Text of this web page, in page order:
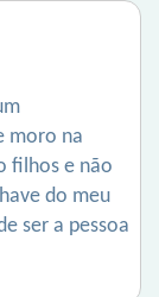
moro na
filhos e não
do meu
ser a pessoa